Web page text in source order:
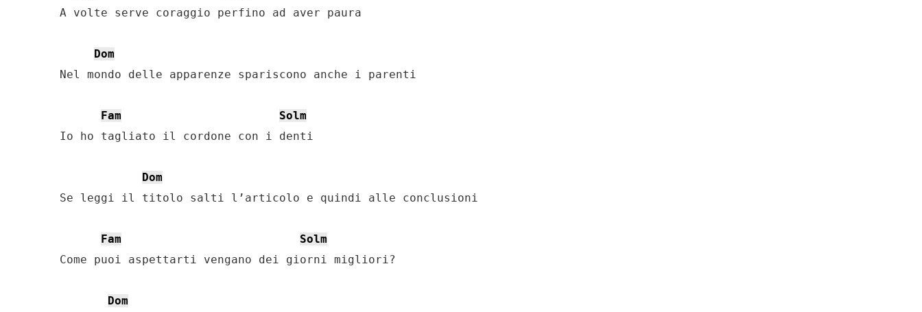
A volte serve coraggio perfino ad aver paura
Dom
Nel mondo delle apparenze spariscono anche i parenti
Fam
Solm
Io ho tagliato il cordone con i denti
Dom
Se leggi il titolo salti l’articolo e quindi alle conclusioni
Fam
Solm
Come puoi aspettarti vengano dei giorni migliori?
Dom